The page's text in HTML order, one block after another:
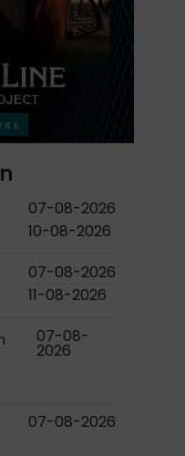
07-08-2026
10-08-2026
07-08-2026
11-08-2026
07-08-
2026
07-08-2026